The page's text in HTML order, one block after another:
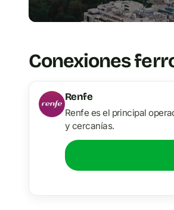
Conexiones
Renfe
Renfe es el principal
y cercanías.